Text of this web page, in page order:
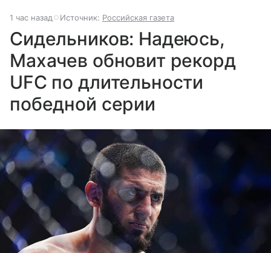
1 час назад Источник: Российская газета
Сидельников: Надеюсь,
Махачев обновит рекорд
UFC по длительности
победной серии